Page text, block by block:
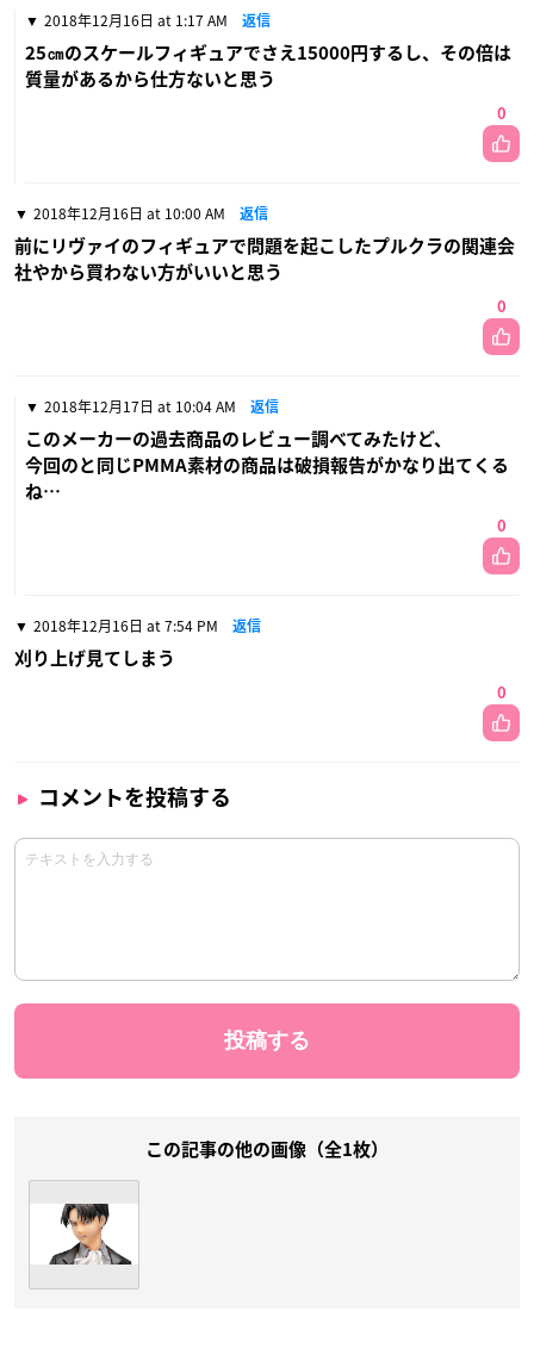
2018年12月16日 at 1:17 AM 返信
25㎝のスケールフィギュアでさえ15000円するし、その倍は
質量があるから仕方ないと思う
0
2018年12月16日 at 10:00 AM 返信
前にリヴァイのフィギュアで問題を起こしたプルクラの関連会
社やから買わない方がいいと思う
0
2018年12月17日 at 10:04 AM 返信
このメーカーの過去商品のレビュー調べてみたけど、
今回のと同じPMMA素材の商品は破損報告がかなり出てくる
ね…
0
2018年12月16日 at 7:54 PM 返信
刈り上げ見てしまう
0
コメントを投稿する
この記事の他の画像（全1枚）